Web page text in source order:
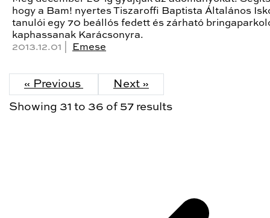
hogy a Bam! nyertes Tiszaroffi Baptista Általános
tanulói egy 70 beállós fedett és zárható
kaphassanak Karácsonyra.
2013.12.01 |
Emese
« Previous Next »
Showing 31 to 36 of 57 results